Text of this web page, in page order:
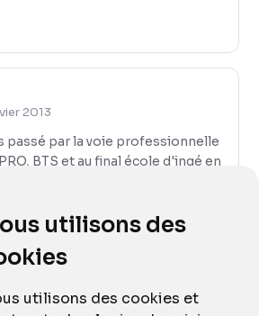
utilisons des
utilisons des cookies et
2013
passé par la voie professionnelle
BTS et au final école d'ingé en
la motivation et les résultat tu
par la voies général.